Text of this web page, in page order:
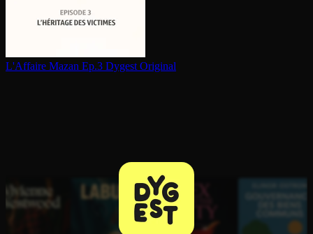
L'Affaire Mazan Ep.3 Dygest Original